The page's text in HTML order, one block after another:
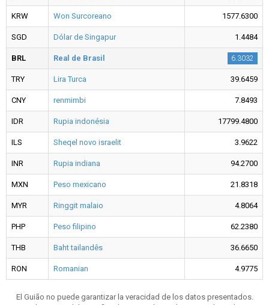
KRW Won Surcoreano 1577.6300
SGD Dólar de Singapur 1.4484
BRL Real de Brasil 6.3032
TRY Lira Turca 39.6459
CNY renmimbi 7.8493
IDR Rupia indonésia 17799.4800
ILS Sheqel novo israelit 3.9622
INR Rupia indiana 94.2700
MXN Peso mexicano 21.8318
MYR Ringgit malaio 4.8064
PHP Peso filipino 62.2380
THB Baht tailandês 36.6650
RON Romanian 4.9775
El Guião no puede garantizar la veracidad de los datos presentados.